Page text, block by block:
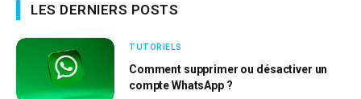
LES DERNIERS POSTS
TUTORIELS
Comment supprimer ou désactiver un
compte WhatsApp ?